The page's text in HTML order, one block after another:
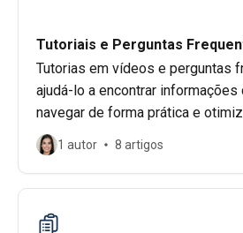
Tutoriais e Perguntas
Tutorias em vídeos e perguntas
ajudá-lo a encontrar
navegar de forma prática e
1 autor 8 artigos